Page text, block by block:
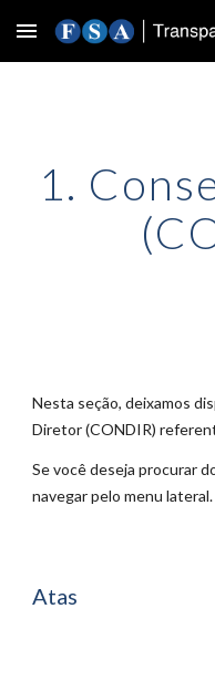
Skip to main content
1.
Nesta seção, deixamos
Diretor (CONDIR)
Se você deseja procurar
navegar pelo menu lateral.
Atas